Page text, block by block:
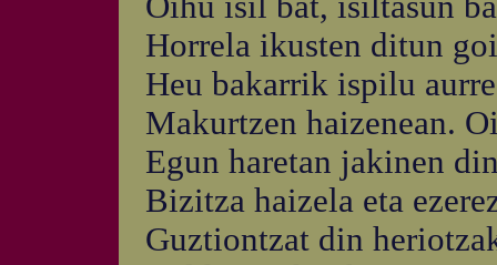
Horrela ikusten ditun
Heu bakarrik ispilu
Makurtzen haizenean.
Egun haretan jakinen
Bizitza haizela eta
Guztiontzat din